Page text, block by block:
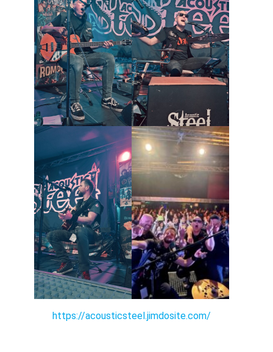
https://acousticsteel.jimdosite.com/